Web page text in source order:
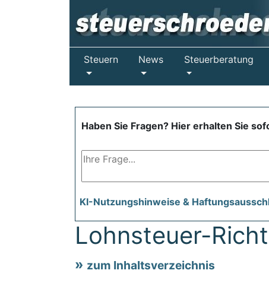
Steuern News Steuerberatung
Haben Sie Fragen? Hier erhalten Sie
KI-Nutzungshinweise &
Lohnsteuer-
zum Inhaltsverzeichnis